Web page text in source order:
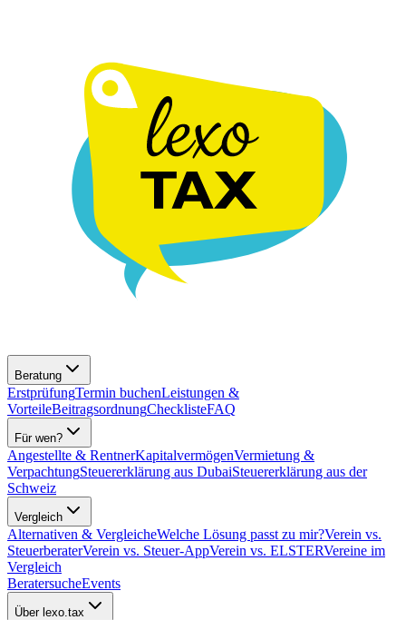
Beratung
ErstprüfungTermin buchenLeistungen &
VorteileBeitragsordnungChecklisteFAQ
Für wen?
Angestellte & RentnerKapitalvermögenVermietung &
VerpachtungSteuererklärung aus DubaiSteuererklärung aus der
Schweiz
Vergleich
Alternativen & VergleicheWelche Lösung passt zu mir?Verein vs.
SteuerberaterVerein vs. Steuer-AppVerein vs. ELSTERVereine im
Vergleich
BeratersucheEvents
Über lexo.tax